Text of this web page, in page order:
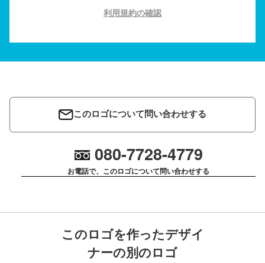
利用規約の確認
このロゴについて問い合わせする
080-7728-4779
お電話で、このロゴについて問い合わせする
このロゴを作ったデザイ
ナーの別のロゴ